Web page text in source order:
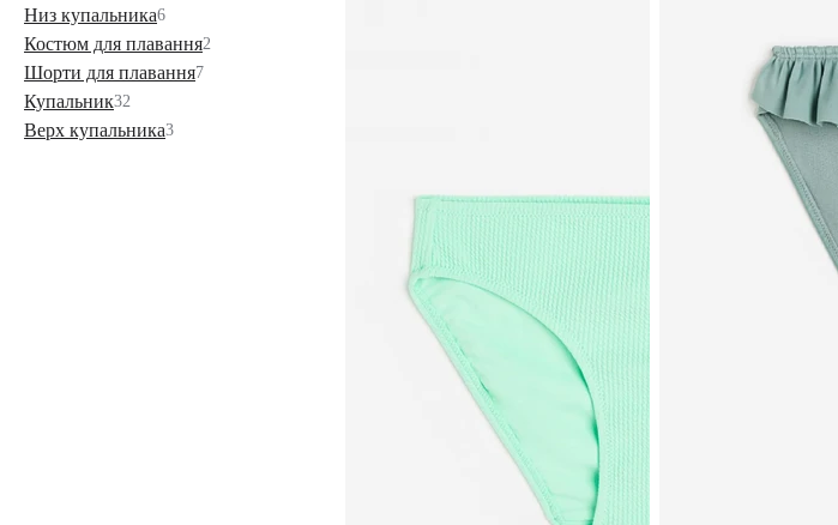
Низ купальника6
Костюм для плавання2
Шорти для плавання7
Купальник32
Верх купальника3